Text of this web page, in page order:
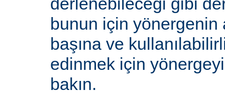
bunun için yönergenin
başına ve
edinmek için
bakın.